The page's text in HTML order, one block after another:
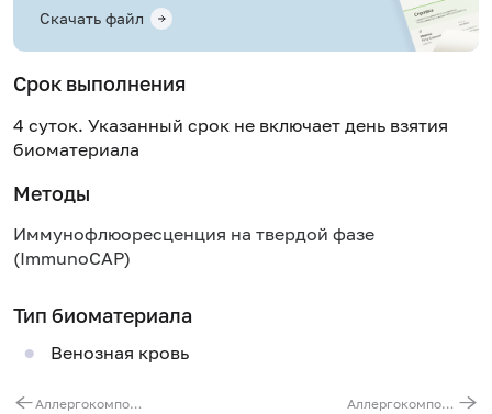
Скачать файл
Срок выполнения
4 суток. Указанный срок не включает день взятия
биоматериала
Методы
Иммунофлюоресценция на твердой фазе
(ImmunoCAP)
Тип биоматериала
Венозная кровь
Аллергокомпонент g209 - тимофеевка луговая rPhl p 6, IgE (ImmunoCAP) Аллергокомпонент g211 - тимофеевка луговая rPhl p 11, IgE (ImmunoCAP)